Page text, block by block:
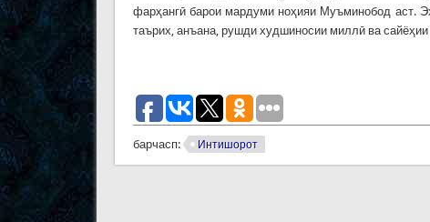
фарҳангӣ барои мардуми ноҳияи Муъминобод аст.
таърих, анъана, рушди худшиносии миллӣ ва
барчасп: Интишорот